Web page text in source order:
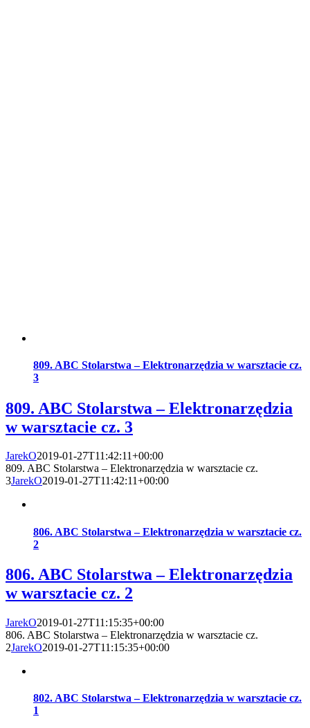
809. ABC Stolarstwa – Elektronarzędzia w warsztacie cz.
3
809. ABC Stolarstwa – Elektronarzędzia
w warsztacie cz. 3
JarekO2019-01-27T11:42:11+00:00
809. ABC Stolarstwa – Elektronarzędzia w warsztacie cz.
3JarekO2019-01-27T11:42:11+00:00
806. ABC Stolarstwa – Elektronarzędzia w warsztacie cz.
2
806. ABC Stolarstwa – Elektronarzędzia
w warsztacie cz. 2
JarekO2019-01-27T11:15:35+00:00
806. ABC Stolarstwa – Elektronarzędzia w warsztacie cz.
2JarekO2019-01-27T11:15:35+00:00
802. ABC Stolarstwa – Elektronarzędzia w warsztacie cz.
1